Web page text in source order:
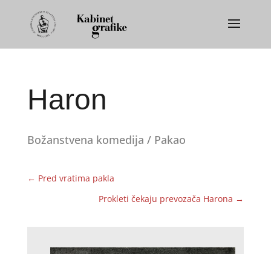
Haron
Božanstvena komedija / Pakao
← Pred vratima pakla
Prokleti čekaju prevozača Harona →